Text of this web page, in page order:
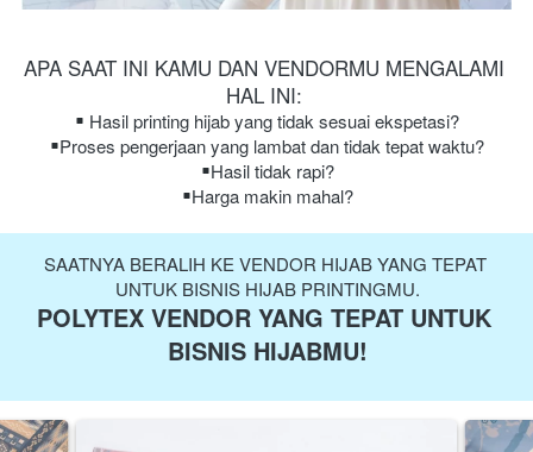
APA SAAT INI KAMU DAN VENDORMU MENGALAMI
HAL INI:
Hasil printing hijab yang tidak sesuai ekspetasi?
Proses pengerjaan yang lambat dan tidak tepat waktu?
Hasil tidak rapi?
Harga makin mahal?
SAATNYA BERALIH KE VENDOR HIJAB YANG TEPAT
UNTUK BISNIS HIJAB PRINTINGMU.
POLYTEX VENDOR YANG TEPAT UNTUK
BISNIS HIJABMU!